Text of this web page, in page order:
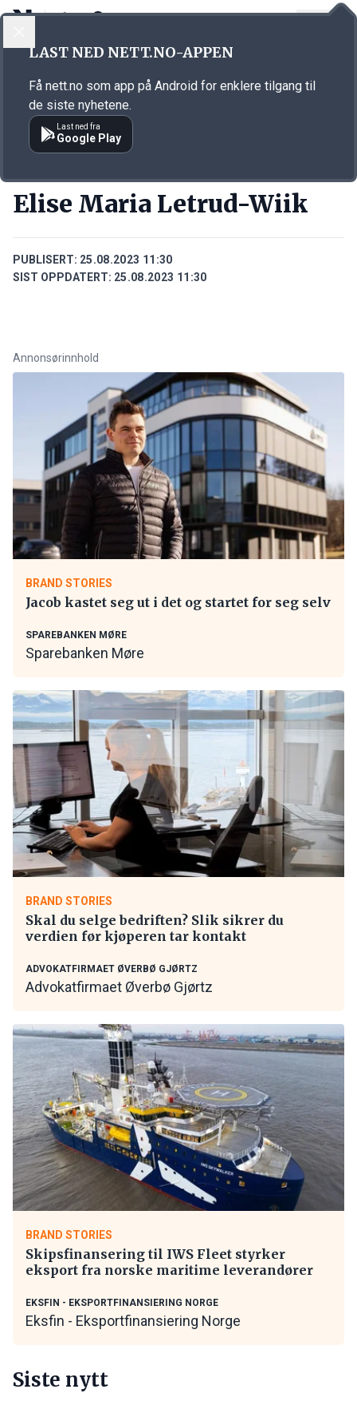
Annonsørinnhold
Elise Maria Letrud-Wiik
PUBLISERT: 25.08.2023 11:30
SIST OPPDATERT: 25.08.2023 11:30
Annonsørinnhold
BRAND STORIES
Jacob kastet seg ut i det og startet for seg selv
SPAREBANKEN MØRE
Sparebanken Møre
BRAND STORIES
Skal du selge bedriften? Slik sikrer du
verdien før kjøperen tar kontakt
ADVOKATFIRMAET ØVERBØ GJØRTZ
Advokatfirmaet Øverbø Gjørtz
BRAND STORIES
Skipsfinansering til IWS Fleet styrker
eksport fra norske maritime leverandører
EKSFIN - EKSPORTFINANSIERING NORGE
Eksfin - Eksportfinansiering Norge
Siste nytt
LAST NED NETT.NO-APPEN
Få nett.no som app på Android for enklere tilgang til
de siste nyhetene.
Last ned fra
Google Play